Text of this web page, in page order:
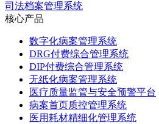
司法档案管理系统
核心产品
数字化病案管理系统
DRG付费综合管理系统
DIP付费综合管理系统
无纸化病案管理系统
医疗质量监管与安全预警平台
病案首页质控管理系统
医用耗材精细化管理系统